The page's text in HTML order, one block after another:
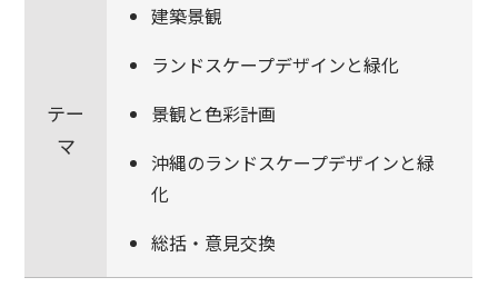
テー
マ
建築景観
ランドスケープデザインと緑化
景観と色彩計画
沖縄のランドスケープデザインと緑
化
総括・意見交換